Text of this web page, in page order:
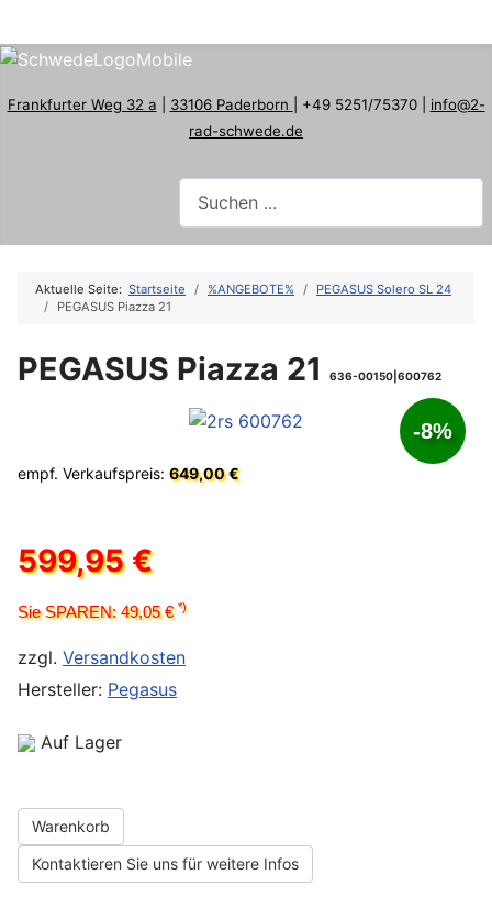
Frankfurter Weg 32 a 33106 Paderborn | +49 5251/75370 | info@2-
rad-schwede.de
Aktuelle Seite: Startseite %ANGEBOTE%
PEGASUS Solero SL 24
PEGASUS Piazza 21
PEGASUS Piazza 21 636-00150|600762
-8%
empf. Verkaufspreis: 649,00 €
599,95 €
Sie SPAREN: 49,05 €*)
zzgl. Versandkosten
Hersteller: Pegasus
Auf Lager
Warenkorb
Kontaktieren Sie uns für weitere Infos